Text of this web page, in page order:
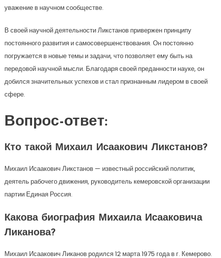
уважение в научном сообществе.
В своей научной деятельности Ликстанов привержен принципу
постоянного развития и самосовершенствования. Он постоянно
погружается в новые темы и задачи, что позволяет ему быть на
передовой научной мысли. Благодаря своей преданности науке, он
добился значительных успехов и стал признанным лидером в своей
сфере.
Вопрос-ответ:
Кто такой Михаил Исаакович Ликстанов?
Михаил Исаакович Ликстанов — известный российский политик,
деятель рабочего движения, руководитель кемеровской организации
партии Единая Россия.
Какова биография Михаила Исааковича
Ликанова?
Михаил Исаакович Ликанов родился 12 марта 1975 года в г. Кемерово.